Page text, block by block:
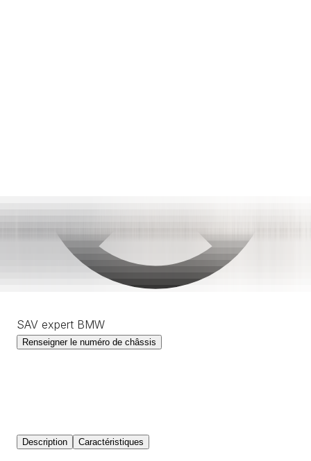
SAV expert BMW
Renseigner le numéro de châssis
Description Caractéristiques